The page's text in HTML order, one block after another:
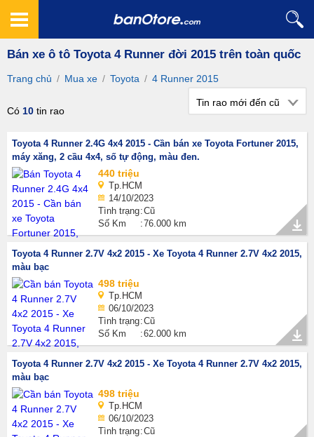
Bán xe ô tô Toyota 4 Runner đời 2015 trên toàn quốc
Trang chủ / Mua xe / Toyota / 4 Runner 2015
Có 10 tin rao
Tin rao mới đến cũ
Toyota 4 Runner 2.4G 4x4 2015 - Cần bán xe Toyota Fortuner 2015,
máy xăng, 2 cầu 4x4, số tự động, màu đen.
440 triệu
Tp.HCM
14/10/2023
Tình trạng Cũ
Số Km
76.000 km
Toyota 4 Runner 2.7V 4x2 2015 - Xe Toyota 4 Runner 2.7V 4x2 2015,
màu bạc
498 triệu
Tp.HCM
06/10/2023
Tình trạng Cũ
Số Km
62.000 km
Toyota 4 Runner 2.7V 4x2 2015 - Xe Toyota 4 Runner 2.7V 4x2 2015,
màu bạc
498 triệu
Tp.HCM
06/10/2023
Tình trạng Cũ